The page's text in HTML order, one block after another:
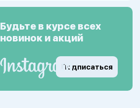
Будьте в курсе всех
новинок и акций
Подписаться